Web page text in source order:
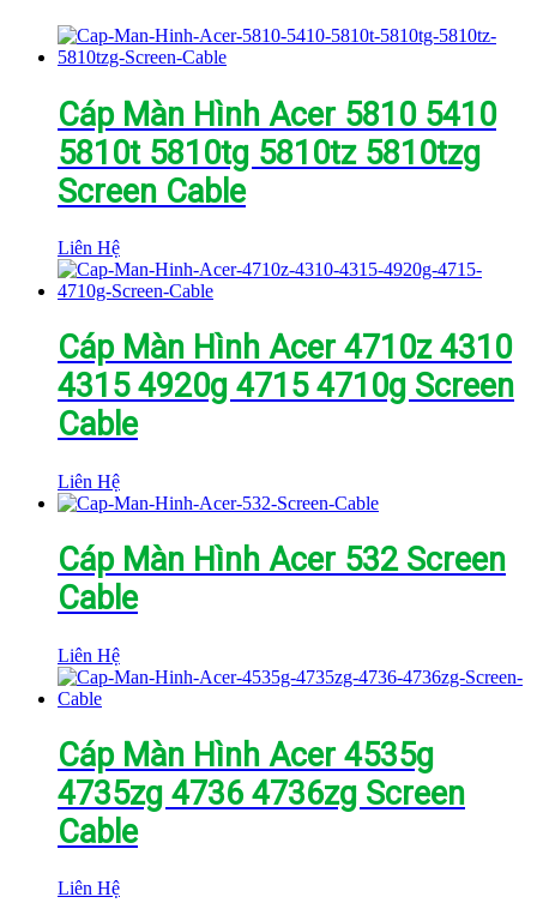
Cáp Màn Hình Acer 5810 5410
5810t 5810tg 5810tz 5810tzg
Screen Cable
Liên Hệ
Cáp Màn Hình Acer 4710z 4310
4315 4920g 4715 4710g Screen
Cable
Liên Hệ
Cáp Màn Hình Acer 532 Screen
Cable
Liên Hệ
Cáp Màn Hình Acer 4535g
4735zg 4736 4736zg Screen
Cable
Liên Hệ